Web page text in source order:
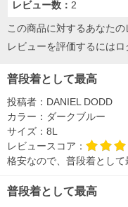
5L/56/63/138/78
8L/64/66/164/84
単位はcm
返品交換希望の方は、商品到着後
ご了承くださいませ。
※【ボトムの裾上げをご希望の場合
裾上げ料金は500円+税となります。
備考欄に股下●cmとご記入下さ
上の品が対象。1本5,999円以下の
出荷まで約1週間～20日間程お時
一部、お直しに対応出来ない商
いている、極端なデザインが施さ
レビュー数： 2
この商品に対するあなたの
レビューを評価するにはロ
普段着として最高
投稿者： DANIEL DODD
カラー： ダークブルー
サイズ： 8L
レビュースコア：
格安なので、普段着として
普段着として最高